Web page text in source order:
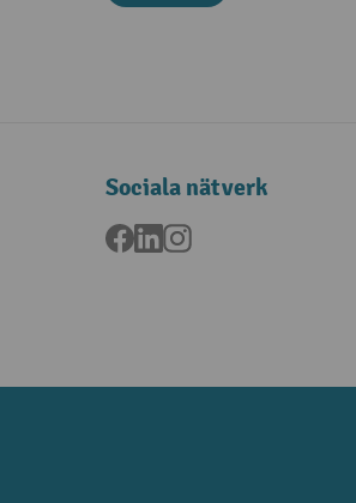
Sociala nätverk
Facebook
LinkedInInstagram